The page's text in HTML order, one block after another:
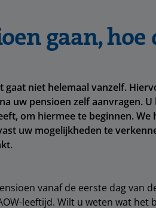
gaan, hoe
gaat niet helemaal vanzelf.
uw pensioen zelf aanvragen.
om hiermee te beginnen. We
uw mogelijkheden te
vanaf de eerste dag van
leeftijd. Wilt u weten wat het